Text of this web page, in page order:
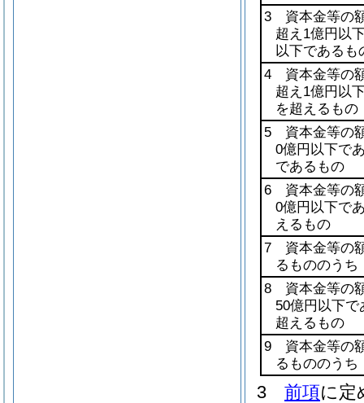
3 資本金等の
超え1億円以
以下であるも
4 資本金等の
超え1億円以
を超えるもの
5 資本金等の
0億円以下で
であるもの
6 資本金等の
0億円以下で
えるもの
7 資本金等の
るもののうち
8 資本金等の
50億円以下
超えるもの
9 資本金等の
るもののうち
3 前項に定